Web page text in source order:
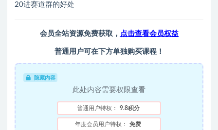
20进赛道群的好处
会员全站资源免费获取， 点击查看会员权益
普通用户可在下方单独购买课程！
隐藏内容
此处内容需要权限查看
普通用户特权： 9.8积分
年度会员用户特权： 免费